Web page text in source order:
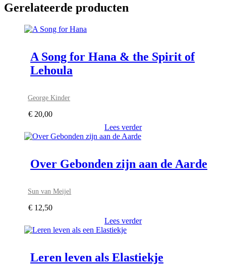
Gerelateerde producten
A Song for Hana & the Spirit of
Lehoula
George Kinder
€ 20,00
Lees verder
Over Gebonden zijn aan de Aarde
Sun van Meijel
€ 12,50
Lees verder
Leren leven als Elastiekje